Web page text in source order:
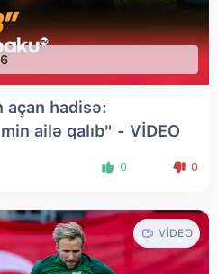
açan hadisə:
ailə qalıb" - VİDEO
0 0
VIDEO